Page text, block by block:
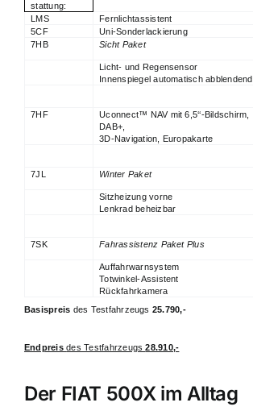
stattung:
LMS Fernlichtassistent
5CF
Uni-Sonderlackierung
7HB
Sicht Paket
Licht- und Regensensor
Innenspiegel automatisch abblendend
7HF
Uconnect™ NAV mit 6,5‘‘-Bildschirm,
DAB+,
3D-Navigation, Europakarte
7JL Winter Paket
Sitzheizung vorne
Lenkrad beheizbar
7SK Fahrassistenz Paket Plus
Auffahrwarnsystem
Totwinkel-Assistent
Rückfahrkamera
Basispreis des Testfahrzeugs 25.790,-
Endpreisdes Testfahrzeugs28.910,-
Der FIAT 500X im Alltag